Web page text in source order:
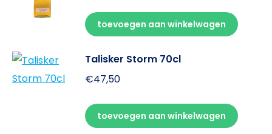
toevoegen aan winkelwagen
Talisker Storm 70cl
€47,50
toevoegen aan winkelwagen